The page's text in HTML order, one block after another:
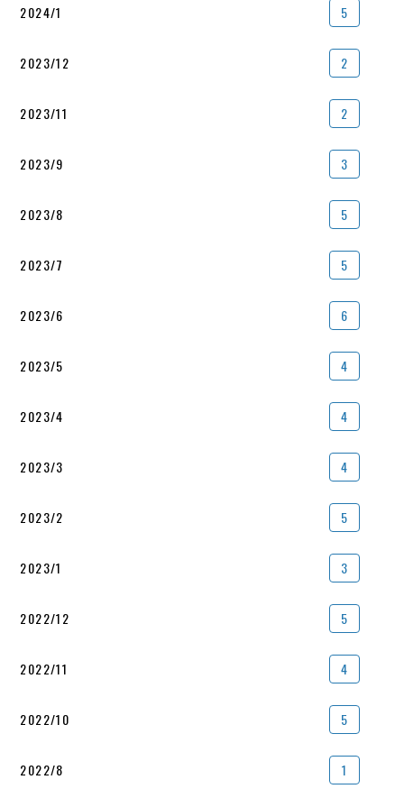
2024/1 5
2023/12 2
2023/11 2
2023/9 3
2023/8 5
2023/7 5
2023/6 6
2023/5 4
2023/4 4
2023/3 4
2023/2 5
2023/1 3
2022/12 5
2022/11 4
2022/10 5
2022/8 1